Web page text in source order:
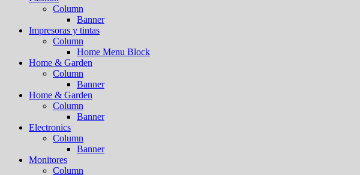
Column
Banner
Impresoras y tintas
Column
Home Menu Block
Home & Garden
Column
Banner
Home & Garden
Column
Banner
Electronics
Column
Banner
Monitores
Column